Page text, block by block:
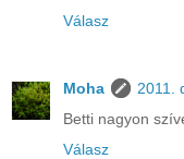
Válasz
Moha
2011.
Betti nagyon
Válasz